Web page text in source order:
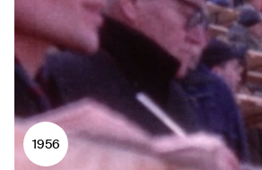
1956